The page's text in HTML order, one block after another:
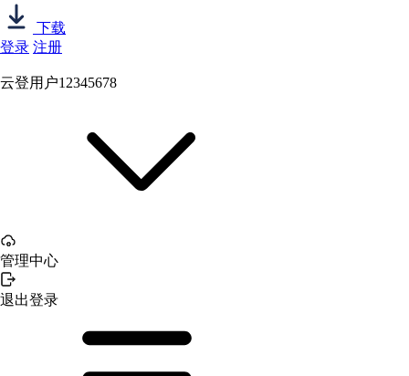
下载
登录 注册
云登用户12345678
管理中心
退出登录